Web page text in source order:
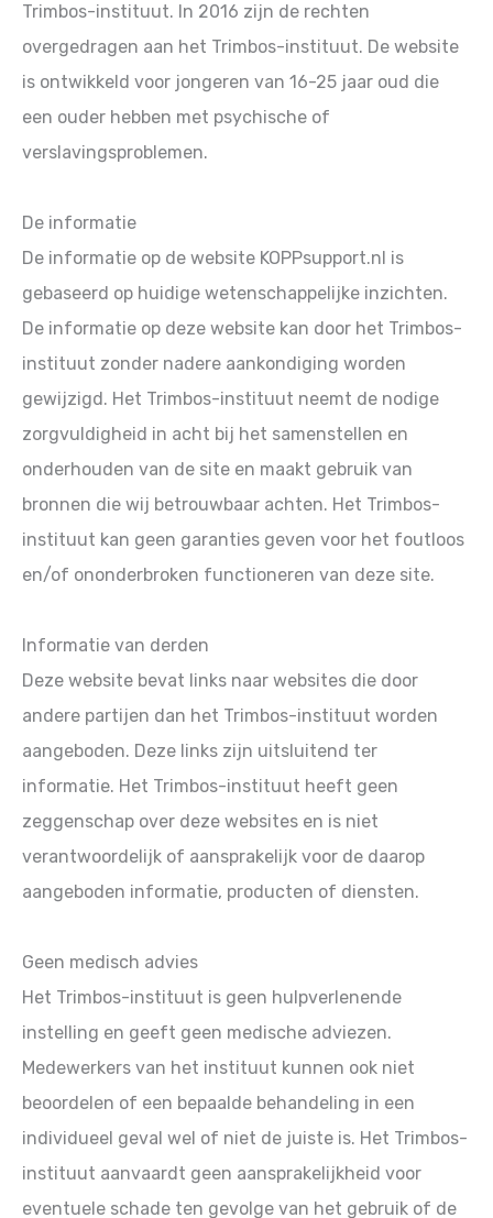
Trimbos-instituut. In 2016 zijn de rechten
overgedragen aan het Trimbos-instituut. De website
is ontwikkeld voor jongeren van 16-25 jaar oud die
een ouder hebben met psychische of
verslavingsproblemen.
De informatie
De informatie op de website KOPPsupport.nl is
gebaseerd op huidige wetenschappelijke inzichten.
De informatie op deze website kan door het Trimbos-
instituut zonder nadere aankondiging worden
gewijzigd. Het Trimbos-instituut neemt de nodige
zorgvuldigheid in acht bij het samenstellen en
onderhouden van de site en maakt gebruik van
bronnen die wij betrouwbaar achten. Het Trimbos-
instituut kan geen garanties geven voor het foutloos
en/of ononderbroken functioneren van deze site.
Informatie van derden
Deze website bevat links naar websites die door
andere partijen dan het Trimbos-instituut worden
aangeboden. Deze links zijn uitsluitend ter
informatie. Het Trimbos-instituut heeft geen
zeggenschap over deze websites en is niet
verantwoordelijk of aansprakelijk voor de daarop
aangeboden informatie, producten of diensten.
Geen medisch advies
Het Trimbos-instituut is geen hulpverlenende
instelling en geeft geen medische adviezen.
Medewerkers van het instituut kunnen ook niet
beoordelen of een bepaalde behandeling in een
individueel geval wel of niet de juiste is. Het Trimbos-
instituut aanvaardt geen aansprakelijkheid voor
eventuele schade ten gevolge van het gebruik of de